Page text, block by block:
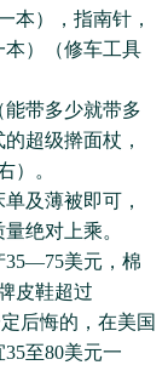
），指南针，
）（修车工具
带多少就带多
超级擀面杖，
）。
及薄被即可，
绝对上乘。
美元，棉
皮鞋超过
后悔的，在美国
至80美元一